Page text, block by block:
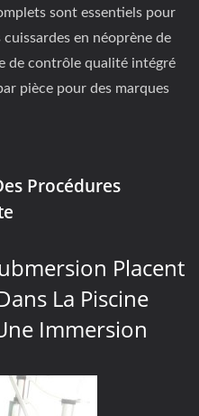
sont essentiels pour
en néoprène de
de contrôle qualité intégré
pièce pour des marques
Procédures
Placent
La Piscine
Immersion